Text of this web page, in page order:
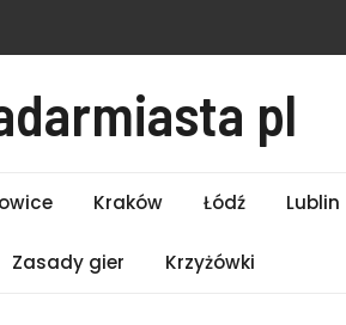
06.08.2026
– Czwartek 06.08.2026
pl
Kraków Łódź Lublin
Zasady gier Krzyżówki